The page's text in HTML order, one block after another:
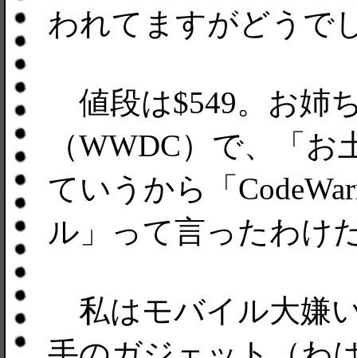
われてますがどうで
値段は$549。お姉
（WWDC）で、「
ていうから「
ル」って言ったわけ
私はモバイル大嫌